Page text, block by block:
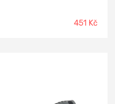
jsou s povrchem SoftGrip
451 Kč